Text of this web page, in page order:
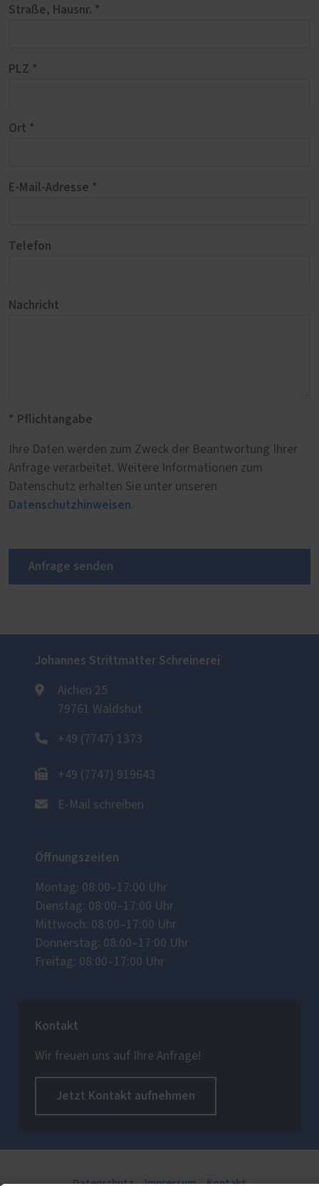
Straße, Hausnr. *
PLZ *
Ort *
E-Mail-Adresse *
Telefon
Nachricht
* Pflichtangabe
Ihre Daten werden zum Zweck der Beantwortung Ihrer
Anfrage verarbeitet. Weitere Informationen zum
Datenschutz erhalten Sie unter unseren
Datenschutzhinweisen.
Anfrage senden
Johannes Strittmatter Schreinerei
Aichen 25
79761 Waldshut
+49 (7747) 1373
+49 (7747) 919643
E-Mail schreiben
Öffnungszeiten
Montag: 08:00–17:00 Uhr
Dienstag: 08:00–17:00 Uhr
Mittwoch: 08:00–17:00 Uhr
Donnerstag: 08:00–17:00 Uhr
Freitag: 08:00–17:00 Uhr
Kontakt
Wir freuen uns auf Ihre Anfrage!
Jetzt Kontakt aufnehmen